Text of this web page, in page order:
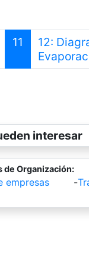
11
12:
interesar
de Organización:
empresas -